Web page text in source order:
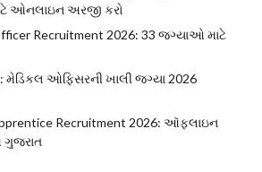
ઓનલાઇન અરજી કરો
Recruitment 2026: 33 જગ્યાઓ માટે
મેડિકલ ઓફિસરની ખાલી જગ્યા 2026
Recruitment 2026: ઑફલાઇન
ગુજરાત